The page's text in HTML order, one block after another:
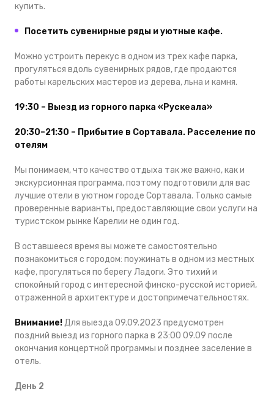
купить.
Посетить сувенирные ряды и уютные кафе.
Можно устроить перекус в одном из трех кафе парка,
прогуляться вдоль сувенирных рядов, где продаются
работы карельских мастеров из дерева, льна и камня.
19:30 – Выезд из горного парка «Рускеала»
20:30–21:30 – Прибытие в Сортавала. Расселение по
отелям
Мы понимаем, что качество отдыха так же важно, как и
экскурсионная программа, поэтому подготовили для вас
лучшие отели в уютном городе Сортавала. Только самые
проверенные варианты, предоставляющие свои услуги на
туристском рынке Карелии не один год.
В оставшееся время вы можете самостоятельно
познакомиться с городом: поужинать в одном из местных
кафе, прогуляться по берегу Ладоги. Это тихий и
спокойный город с интересной финско-русской историей,
отраженной в архитектуре и достопримечательностях.
Внимание!Для выезда 09.09.2023 предусмотрен
поздний выезд из горного парка в 23:00 09.09 после
окончания концертной программы и позднее заселение в
отель.
День 2